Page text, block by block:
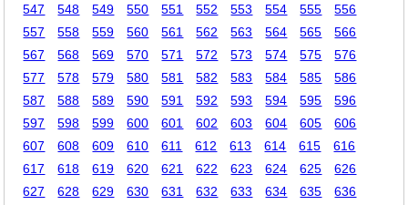
547
548 549 550 551 552 553 554 555
556
557
558 559 560 561 562 563 564 565
566
567
568 569 570 571 572 573 574 575
576
577
578 579 580 581 582 583 584 585
586
587
588 589 590 591 592 593 594 595
596
597
598 599 600 601 602 603 604 605
606
607
608 609 610 611 612 613 614 615
616
617
618 619 620 621 622 623 624 625
626
627
628 629 630 631 632 633 634 635
636